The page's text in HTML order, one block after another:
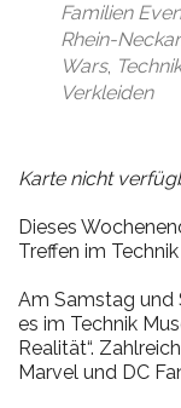
Familien
Rhein-Neckar
Wars,
Verkleiden
Karte nicht
Dieses
Treffen im
Am Samstag und
es im Technik
Realität“.
Marvel und DC